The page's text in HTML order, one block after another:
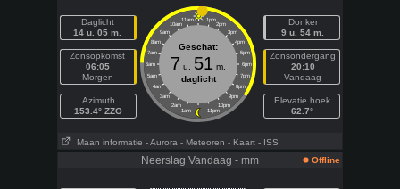
Daglicht
14 u. 05 m.
Zonsopkomst
06:05
Morgen
Azimuth
153.4° ZZO
11am 1pm
10am 2pm
9am 3pm
8am 4pm
7am 5pm
6am 6pm
5am 7pm
4am 8pm
3am 9pm
2am 10pm
1am 11pm
Geschat:
7 u. 51 m.
daglicht
Donker
9 u. 54 m.
Zonsondergang
20:10
Vandaag
Elevatie hoek
62.7°
Maan informatie - Aurora - Meteoren - Kaart - ISS
Neerslag Vandaag - mm Offline